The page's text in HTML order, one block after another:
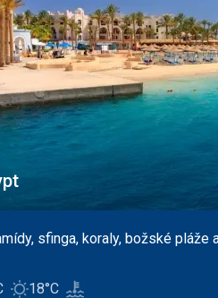
sfinga, koraly, božské pláže
18°C